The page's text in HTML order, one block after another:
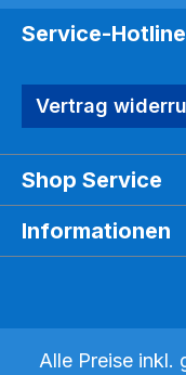
Service-Hotline
Vertrag
Shop Service
Informationen
Alle Preise inkl.